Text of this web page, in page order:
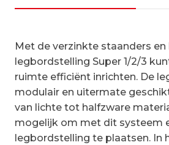
vak
aantal
Met de verzinkte staanders
legbordstelling Super 1/2/3
ruimte efficiënt inrichten. De
modulair en uitermate
van lichte tot halfzware
mogelijk om met dit systeem
legbordstelling te plaatsen. In